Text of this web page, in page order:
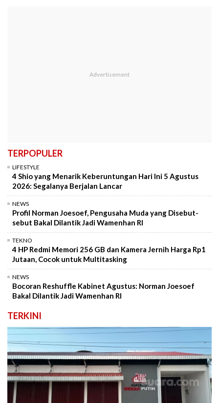
TERPOPULER
LIFESTYLE
4 Shio yang Menarik Keberuntungan Hari Ini 5 Agustus
2026: Segalanya Berjalan Lancar
NEWS
Profil Norman Joesoef, Pengusaha Muda yang Disebut-
sebut Bakal Dilantik Jadi Wamenhan RI
TEKNO
4 HP Redmi Memori 256 GB dan Kamera Jernih Harga Rp1
Jutaan, Cocok untuk Multitasking
NEWS
Bocoran Reshuffle Kabinet Agustus: Norman Joesoef
Bakal Dilantik Jadi Wamenhan RI
TERKINI